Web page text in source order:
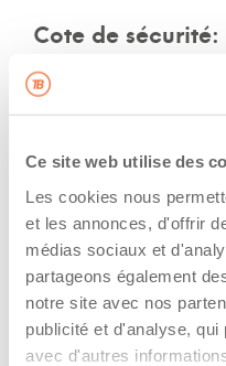
Ce site web utilise des
Les cookies nous
et les annonces, d'offrir
médias sociaux et
partageons également
notre site avec nos
publicité et d'analyse,
avec d'autres
Cote de
Non-spécifié
Assurances et
Possède ses propres
Veux adhérer aux
l’entreprise
The driver hold a
quebec